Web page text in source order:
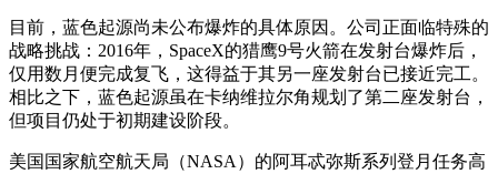
目前，蓝色起源尚未公布爆炸的具体原因。公司正面临特殊的
战略挑战：2016年，SpaceX的猎鹰9号火箭在发射台爆炸后，
仅用数月便完成复飞，这得益于其另一座发射台已接近完工。
相比之下，蓝色起源虽在卡纳维拉尔角规划了第二座发射台，
但项目仍处于初期建设阶段。
美国国家航空航天局（NASA）的阿耳忒弥斯系列登月任务高